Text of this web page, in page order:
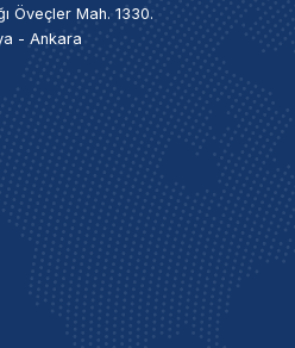
Öveçler Mah. 1330.
- Ankara